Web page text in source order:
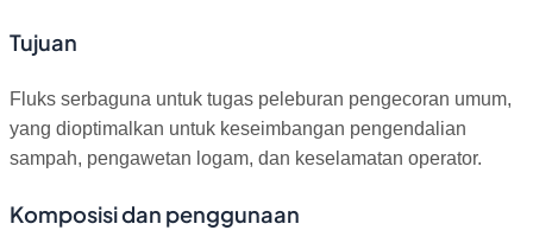
Tujuan
Fluks serbaguna untuk tugas peleburan pengecoran umum,
yang dioptimalkan untuk keseimbangan pengendalian
sampah, pengawetan logam, dan keselamatan operator.
Komposisi dan penggunaan